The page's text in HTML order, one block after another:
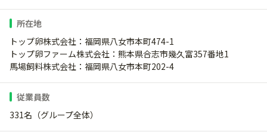
所在地
トップ卵株式会社：福岡県八女市本町474-1
トップ卵ファーム株式会社：熊本県合志市幾久富357番地1
馬場飼料株式会社：福岡県八女市本町202-4
従業員数
331名（グループ全体）